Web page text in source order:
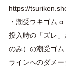
https://
・潮受ウキゴム
投入時の「ズレ
のみ）の潮受ゴム
ラインへのダメ